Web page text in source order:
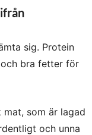
sig. Protein
bra fetter för
mat, som är lagad
och unna